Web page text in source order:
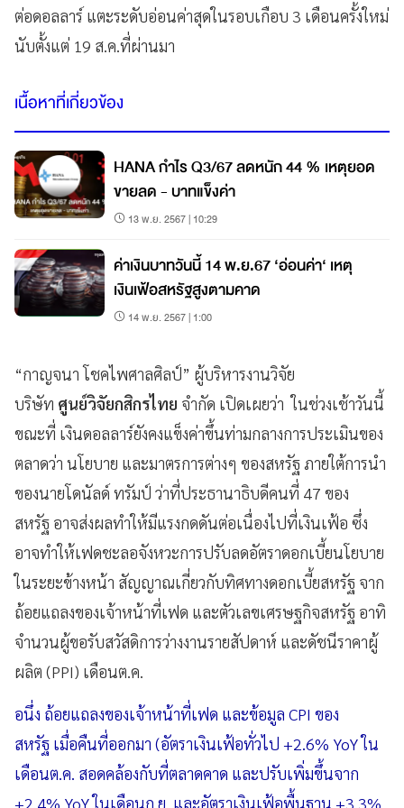
ต่อดอลลาร์ แตะระดับอ่อนค่าสุดในรอบเกือบ 3 เดือนครั้งใหม่
นับตั้งแต่ 19 ส.ค.ที่ผ่านมา
เนื้อหาที่เกี่ยวข้อง
HANA กำไร Q3/67 ลดหนัก 44 % เหตุยอด
ขายลด - บาทแข็งค่า
13 พ.ย. 2567 | 10:29
ค่าเงินบาทวันนี้ 14 พ.ย.67 ‘อ่อนค่า‘ เหตุ
เงินเฟ้อสหรัฐสูงตามคาด
14 พ.ย. 2567 | 1:00
“กาญจนา โชคไพศาลศิลป์” ผู้บริหารงานวิจัย
บริษัท ศูนย์วิจัยกสิกรไทย จำกัด เปิดเผยว่า ในช่วงเช้าวันนี้
ขณะที่ เงินดอลลาร์ยังคงแข็งค่าขึ้นท่ามกลางการประเมินของ
ตลาดว่า นโยบาย และมาตรการต่างๆ ของสหรัฐ ภายใต้การนำ
ของนายโดนัลด์ ทรัมป์ ว่าที่ประธานาธิบดีคนที่ 47 ของ
สหรัฐ อาจส่งผลทำให้มีแรงกดดันต่อเนื่องไปที่เงินเฟ้อ ซึ่ง
อาจทำให้เฟดชะลอจังหวะการปรับลดอัตราดอกเบี้ยนโยบาย
ในระยะข้างหน้า สัญญาณเกี่ยวกับทิศทางดอกเบี้ยสหรัฐ จาก
ถ้อยแถลงของเจ้าหน้าที่เฟด และตัวเลขเศรษฐกิจสหรัฐ อาทิ
จำนวนผู้ขอรับสวัสดิการว่างงานรายสัปดาห์ และดัชนีราคาผู้
ผลิต (PPI) เดือนต.ค.
อนึ่ง ถ้อยแถลงของเจ้าหน้าที่เฟด และข้อมูล CPI ของ
สหรัฐ เมื่อคืนที่ออกมา (อัตราเงินเฟ้อทั่วไป +2.6% YoY ใน
เดือนต.ค. สอดคล้องกับที่ตลาดคาด และปรับเพิ่มขึ้นจาก
+2.4% YoY ในเดือนก.ย. และอัตราเงินเฟ้อพื้นฐาน +3.3%